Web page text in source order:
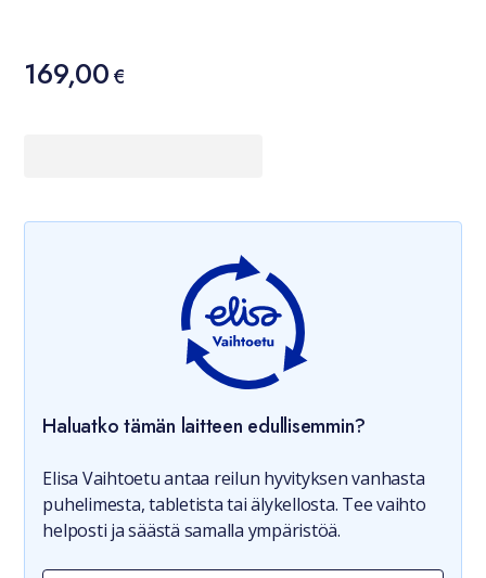
Hinta
169,00 €
169,00€
Haluatko tämän laitteen edullisemmin?
Elisa Vaihtoetu antaa reilun hyvityksen vanhasta
puhelimesta, tabletista tai älykellosta. Tee vaihto
helposti ja säästä samalla ympäristöä.